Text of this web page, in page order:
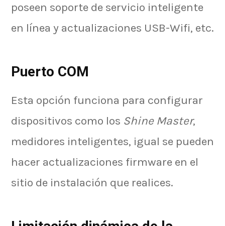
poseen soporte de servicio inteligente
en línea y actualizaciones USB-Wifi, etc.
Puerto COM
Esta opción funciona para configurar
dispositivos como los Shine Master,
medidores inteligentes, igual se pueden
hacer actualizaciones firmware en el
sitio de instalación que realices.